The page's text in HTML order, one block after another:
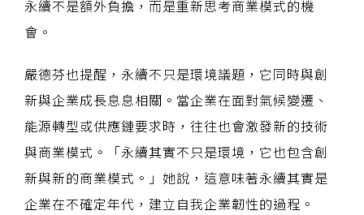
永續不是額外負擔，而是重新思考商業模式的機
會。
嚴德芬也提醒，永續不只是環境議題，它同時與創
新與企業成長息息相關。當企業在面對氣候變遷、
能源轉型或供應鏈要求時，往往也會激發新的技術
與商業模式。「永續其實不只是環境，它也包含創
新與新的商業模式。」她說，這意味著永續其實是
企業在不確定年代，建立自我企業韌性的過程。